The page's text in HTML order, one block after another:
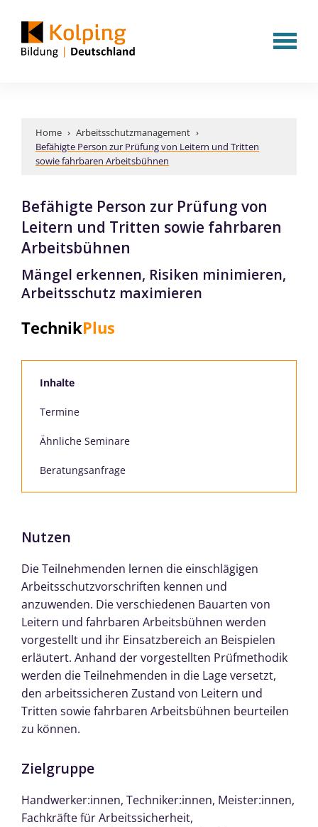
Home › Arbeitsschutzmanagement ›
Befähigte Person zur Prüfung von Leitern und Tritten
sowie fahrbaren Arbeitsbühnen
Befähigte Person zur Prüfung von
Leitern und Tritten sowie fahrbaren
Arbeitsbühnen
Mängel erkennen, Risiken minimieren,
Arbeitsschutz maximieren
TechnikPlus
Inhalte
Termine
Ähnliche Seminare
Beratungsanfrage
Nutzen
Die Teilnehmenden lernen die einschlägigen
Arbeitsschutzvorschriften kennen und
anzuwenden. Die verschiedenen Bauarten von
Leitern und fahrbaren Arbeitsbühnen werden
vorgestellt und ihr Einsatzbereich an Beispielen
erläutert. Anhand der vorgestellten Prüfmethodik
werden die Teilnehmenden in die Lage versetzt,
den arbeitssicheren Zustand von Leitern und
Tritten sowie fahrbaren Arbeitsbühnen beurteilen
zu können.
Zielgruppe
Handwerker:innen, Techniker:innen, Meister:innen,
Fachkräfte für Arbeitssicherheit,